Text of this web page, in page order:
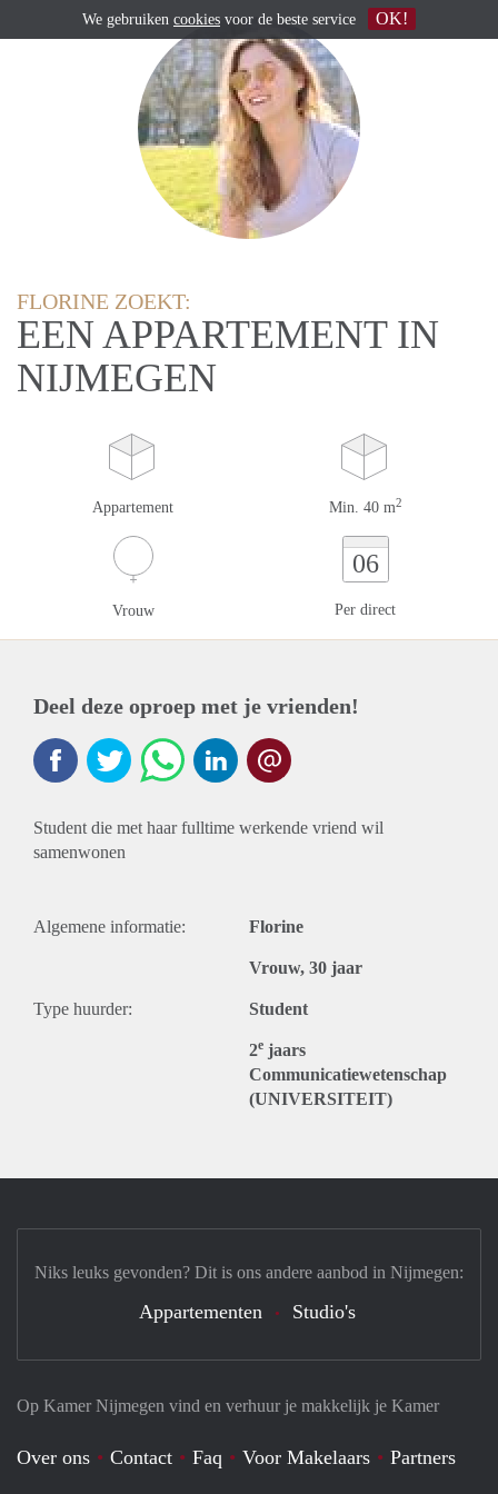
FLORINE ZOEKT:
EEN APPARTEMENT IN
NIJMEGEN
Appartement Min. 40 m2
Vrouw
06
Per direct
Deel deze oproep met je vrienden!
Student die met haar fulltime werkende vriend wil
samenwonen
Algemene informatie: Florine
Vrouw, 30 jaar
Type huurder: Student
2e jaars
Communicatiewetenschap
(UNIVERSITEIT)
Op Kamer Nijmegen vind en verhuur je makkelijk je Kamer
Over ons Contact Faq Voor Makelaars
Partners
Niks leuks gevonden? Dit is ons andere aanbod in Nijmegen:
Appartementen Studio's
We gebruiken cookies voor de beste service OK!